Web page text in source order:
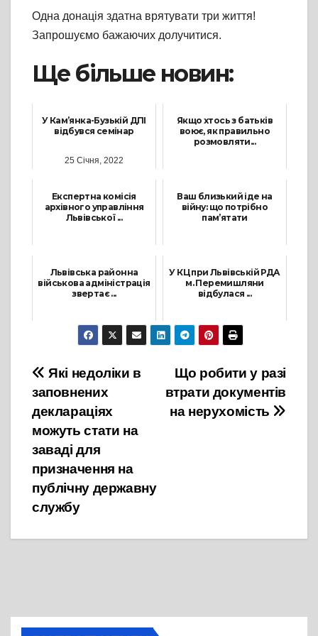
Одна донація здатна врятувати три життя!
Запрошуємо бажаючих долучитися.
Ще більше новин:
У Кам’янка-Бузькій ДПІ
відбувся семінар
25 Січня, 2022
Якщо хтось з батьків
воює, як правильно
розмовляти...
Експертна комісія
архівного управління
Львівської ...
Ваш близький іде на
війну: що потрібно
пам’ятати
Львівська районна
військова адміністрація
звертає ...
17 Грудня, 2022
У КЦ при Львівській РДА
м. Перемишляни
відбулася ...
3 Лютого, 2025
Навігація
записів
Що робити у разі
втрати документів
на нерухомість
Які недоліки в
заповнених
деклараціях
можуть стати на
заваді для
призначення на
публічну державну
службу